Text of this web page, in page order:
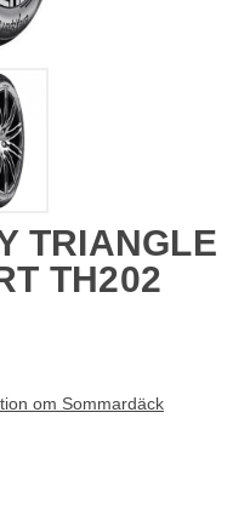
TRIANGLE
TH202
om Sommardäck